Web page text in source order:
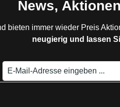
News,
bieten immer wieder Preis
neugierig und lassen